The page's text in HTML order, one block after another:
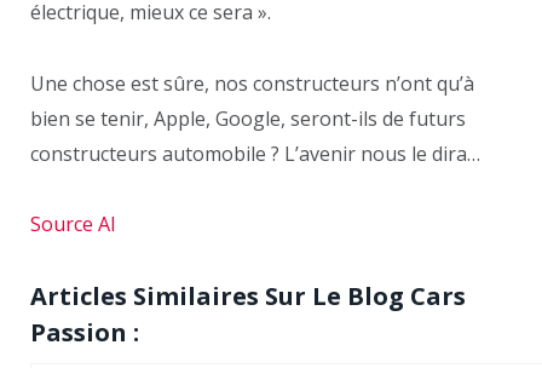
électrique, mieux ce sera ».
Une chose est sûre, nos constructeurs n’ont qu’à
bien se tenir, Apple, Google, seront-ils de futurs
constructeurs automobile ? L’avenir nous le dira…
Source AI
Articles Similaires Sur Le Blog Cars
Passion :